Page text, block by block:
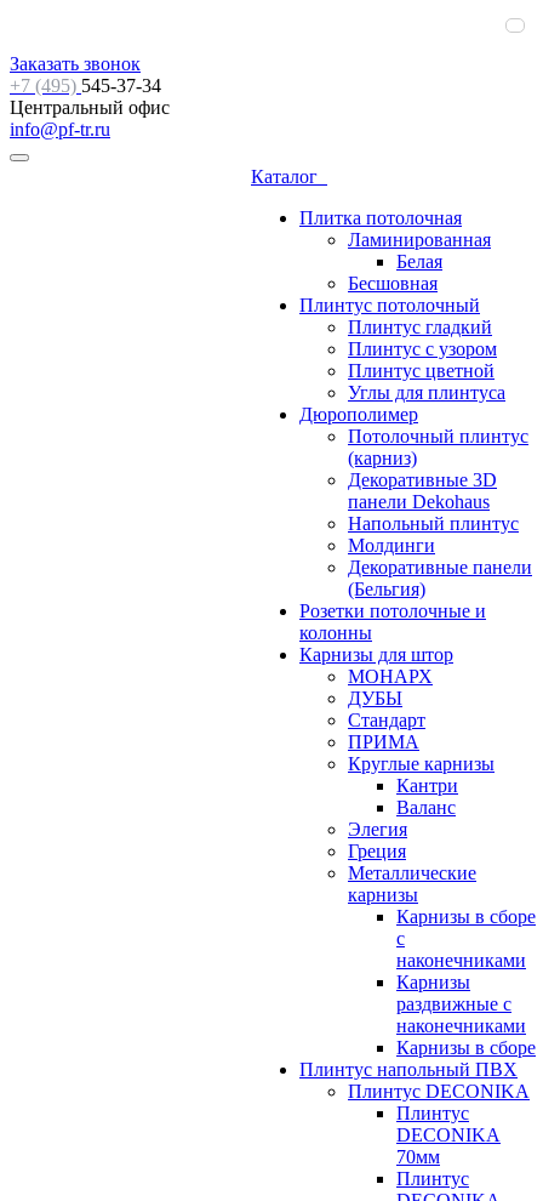
Заказать звонок
+7 (495) 545-37-34
Центральный офис
info@pf-tr.ru
Каталог
Плитка потолочная
Ламинированная
Белая
Бесшовная
Плинтус потолочный
Плинтус гладкий
Плинтус с узором
Плинтус цветной
Углы для плинтуса
Дюрополимер
Потолочный плинтус
(карниз)
Декоративные 3D
панели Dekohaus
Напольный плинтус
Молдинги
Декоративные панели
(Бельгия)
Розетки потолочные и
колонны
Карнизы для штор
МОНАРХ
ДУБЫ
Стандарт
ПРИМА
Круглые карнизы
Кантри
Валанс
Элегия
Греция
Металлические
карнизы
Карнизы в сборе
с
наконечниками
Карнизы
раздвижные с
наконечниками
Карнизы в сборе
Плинтус напольный ПВХ
Плинтус DECONIKA
Плинтус
DECONIKA
70мм
Плинтус